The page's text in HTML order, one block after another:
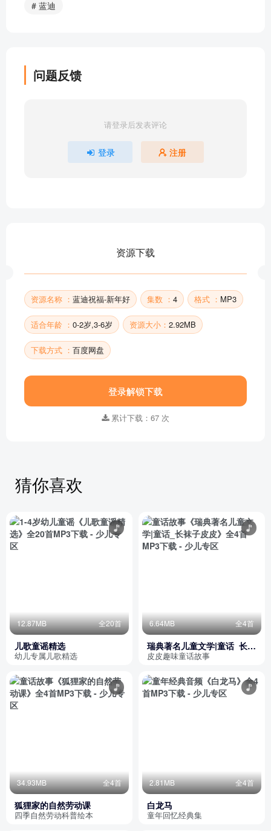
# 蓝迪
问题反馈
请登录后发表评论
登录 注册
资源下载
资源名称 ： 蓝迪祝福-新年好 集数 ： 4 格式 ： MP3
适合年龄 ： 0-2岁,3-6岁 资源大小： 2.92MB
下载方式 ： 百度网盘
登录解锁下载
累计下载：67 次
猜你喜欢
12.87MB 全20首
儿歌童谣精选
幼儿专属儿歌精选
6.64MB 全4首
瑞典著名儿童文学|童话_长袜
子皮皮
皮皮趣味童话故事
34.93MB 全4首
狐狸家的自然劳动课
四季自然劳动科普绘本
2.81MB 全4首
白龙马
童年回忆经典集